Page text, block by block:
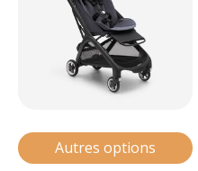
Autres options